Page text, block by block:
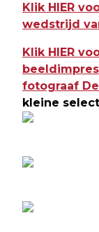
Klik HIER
wedstrijd
Klik HIER
fotograaf
kleine